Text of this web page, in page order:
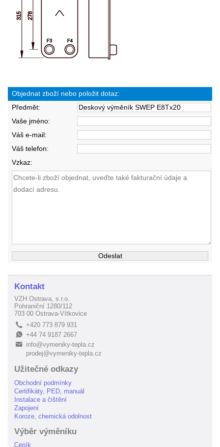
Objednat zboží nebo položit dotaz:
Předmět:
Vaše jméno:
Váš e-mail:
Váš telefon:
Vzkaz:
Kontakt
VZH Ostrava, s.r.o.
Pohraniční 1280/112
703 00 Ostrava-Vítkovice
L +420 773 879 931
E+44 74 9187 2667
B
info@vymeniky-tepla.cz
prodej@vymeniky-tepla.cz
Užitečné odkazy
Obchodní podmínky
Certifikáty, PED, manuál
Instalace a čištění
Zapojení
Koroze, chemická odolnost
Výběr výměníku
Ceník